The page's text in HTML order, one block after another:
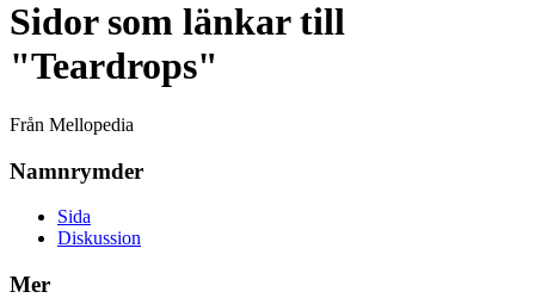
Sidor som länkar till
"Teardrops"
Från Mellopedia
Namnrymder
Sida
Diskussion
Mer